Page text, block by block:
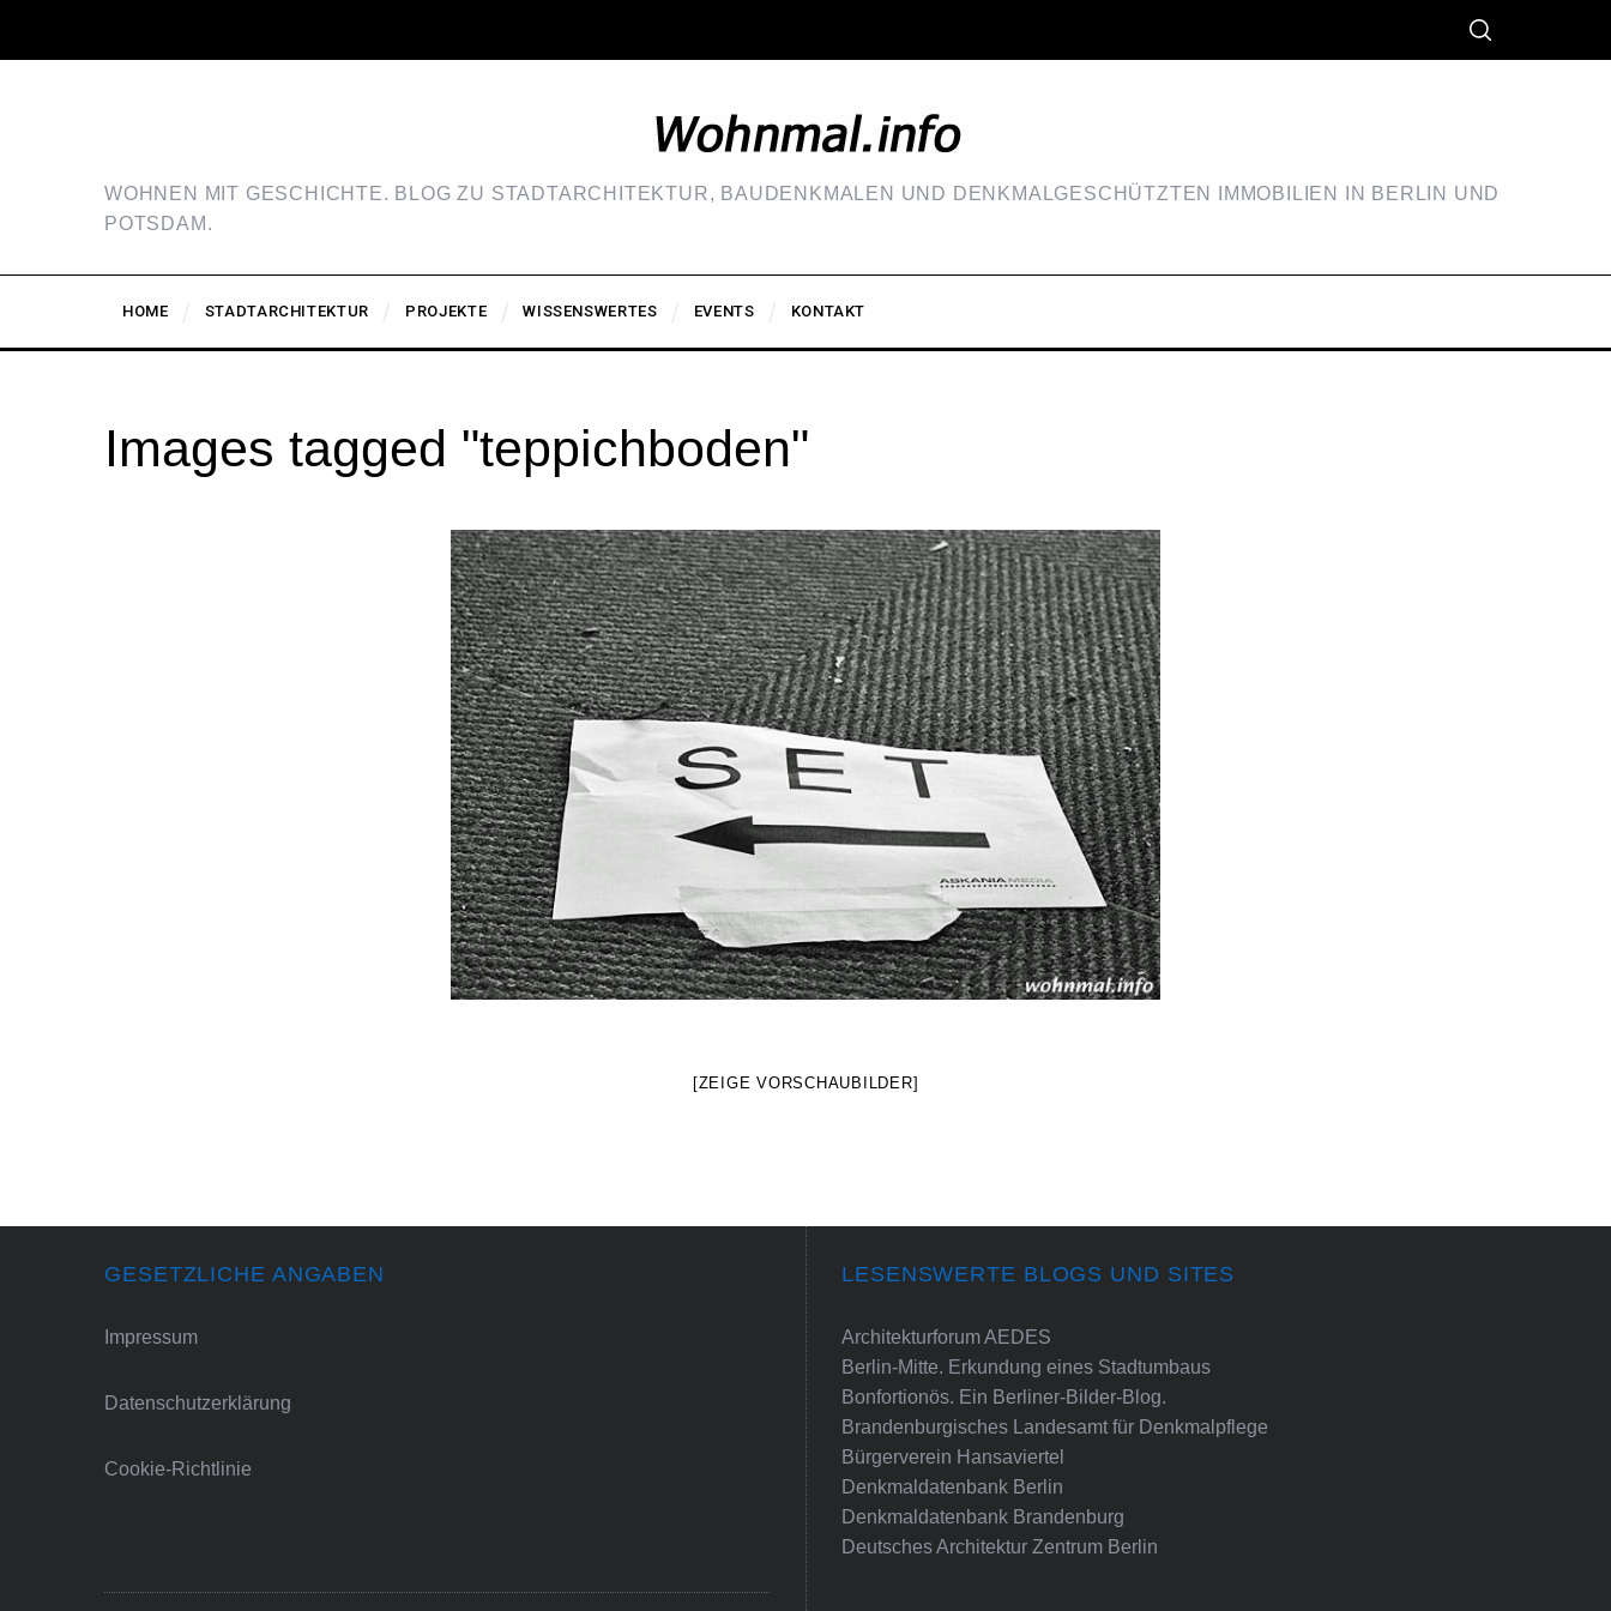
WOHNEN MIT GESCHICHTE. BLOG ZU STADTARCHITEKTUR, BAUDENKMALEN UND DENKMALGESCHÜTZTEN IMMOBILIEN IN BERLIN UND
POTSDAM.
HOME STADTARCHITEKTUR PROJEKTE WISSENSWERTES EVENTS KONTAKT
Images tagged "teppichboden"
[ZEIGE VORSCHAUBILDER]
GESETZLICHE ANGABEN
Impressum
Datenschutzerklärung
Cookie-Richtlinie
LESENSWERTE BLOGS UND SITES
Architekturforum AEDES
Berlin-Mitte. Erkundung eines Stadtumbaus
Bonfortionös. Ein Berliner-Bilder-Blog.
Brandenburgisches Landesamt für Denkmalpflege
Bürgerverein Hansaviertel
Denkmaldatenbank Berlin
Denkmaldatenbank Brandenburg
Deutsches Architektur Zentrum Berlin